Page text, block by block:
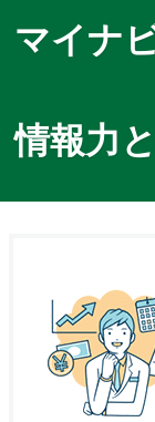
マイナ
情報力